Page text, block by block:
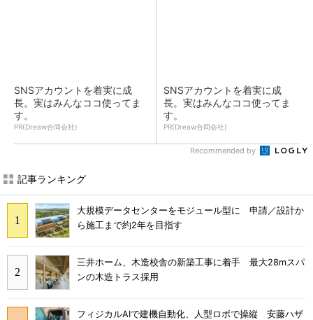
SNSアカウントを着実に成
長。実はみんなココ使ってま
す。
PR(Dreaw合同会社)
SNSアカウントを着実に成
長。実はみんなココ使ってま
す。
PR(Dreaw合同会社)
Recommended by
記事ランキング
大規模データセンターをモジュール型に 申請／設計か
ら施工まで約2年を目指す
三井ホーム、木造校舎の新築工事に着手 最大28mスパ
ンの木造トラス採用
フィジカルAIで建機自動化、人型ロボで操縦 安藤ハザ